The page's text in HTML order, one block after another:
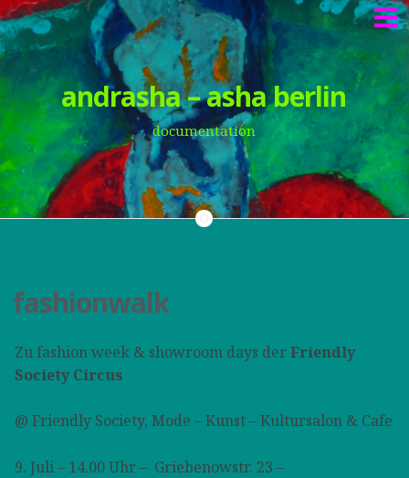
Springe
zum
Inhalt
andrasha – asha berlin
documentation
fashionwalk
Zu fashion week & showroom days derFriendly
Society Circus
@ Friendly Society, Mode – Kunst – Kultursalon & Cafe
9. Juli – 14.00 Uhr – Griebenowstr. 23 –